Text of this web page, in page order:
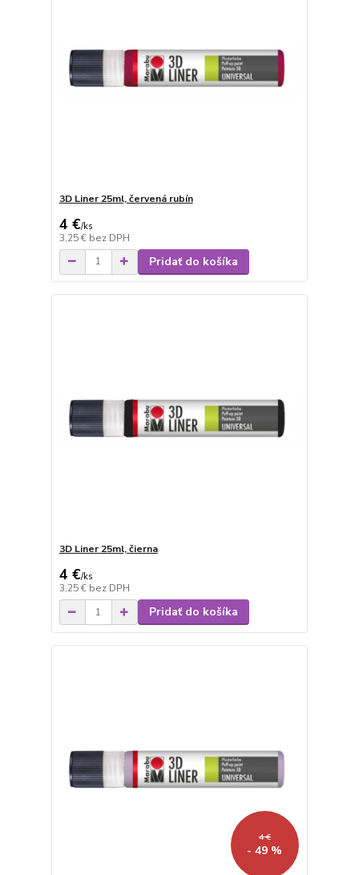
3D Liner 25ml, červená rubín
4 €/ks
3,25 € bez DPH
Pridať do košíka
3D Liner 25ml, čierna
4 €/ks
3,25 € bez DPH
Pridať do košíka
4 €
- 49 %